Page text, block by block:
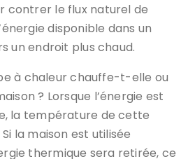
contrer le flux naturel de
disponible dans un
un endroit plus chaud.
à chaleur chauffe-t-elle ou
? Lorsque l’énergie est
la température de cette
la maison est utilisée
thermique sera retirée, ce